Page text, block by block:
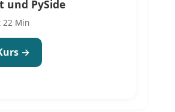
und PySide
22 Min
→